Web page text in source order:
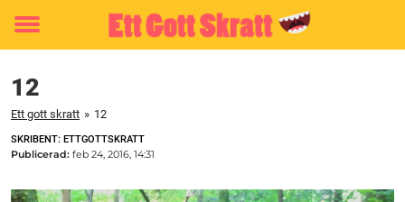
Toggle
12
Ett gott skratt » 12
SKRIBENT: ETTGOTTSKRATT
Publicerad: feb 24, 2016, 14:31